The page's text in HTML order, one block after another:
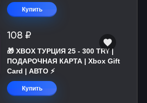
Купить
108 ₽
🎁 XBOX ТУРЦИЯ 25 - 300 TRY |
ПОДАРОЧНАЯ КАРТА | Xbox Gift
Card | АВТО ⚡
Купить